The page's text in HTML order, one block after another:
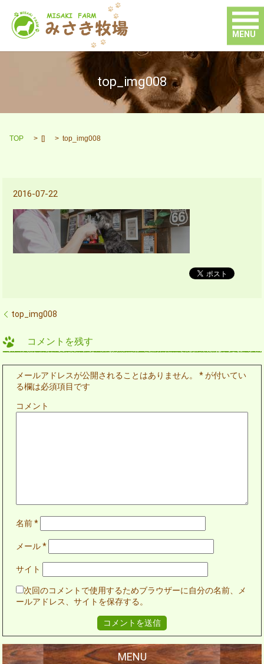
MENU
top_img008
TOP [] top_img008
2016-07-22
top_img008
コメントを残す
メールアドレスが公開されることはありません。 *が付いてい
る欄は必須項目です
コメント
名前*
メール*
サイト
次回のコメントで使用するためブラウザーに自分の名前、メ
ールアドレス、サイトを保存する。